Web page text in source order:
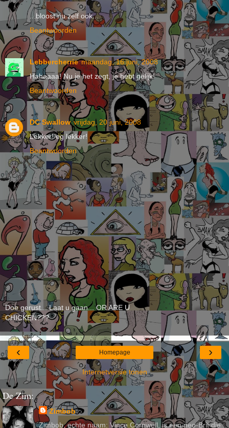
...bloost nu zelf ook...
Beantwoorden
Lebbercherrie maandag, 16 juni, 2008
Hahaaaa! Nu je het zegt, je hebt gelijk!
Beantwoorden
DC Swallow vrijdag, 20 juni, 2008
Lekker! eg lekker!
Beantwoorden
Doe gerust... Laat u gaan... OR ARE U
CHICKEN???
‹ ›
Homepage
Internetversie tonen
De Zim:
Zimbob
Zimbob, echte naam: Vince Cornwell, is een neo-Brit die